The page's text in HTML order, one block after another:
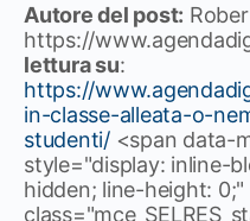
Autore del post:
https://
lettura su:
https://
in-classe-alleata-o-
studenti/<span data-
style="display: inline-
hidden; line-height: 0;"